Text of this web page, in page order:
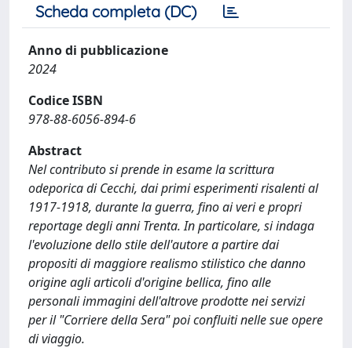
Scheda completa (DC)
Anno di pubblicazione
2024
Codice ISBN
978-88-6056-894-6
Abstract
Nel contributo si prende in esame la scrittura
odeporica di Cecchi, dai primi esperimenti risalenti al
1917-1918, durante la guerra, fino ai veri e propri
reportage degli anni Trenta. In particolare, si indaga
l'evoluzione dello stile dell'autore a partire dai
propositi di maggiore realismo stilistico che danno
origine agli articoli d'origine bellica, fino alle
personali immagini dell'altrove prodotte nei servizi
per il "Corriere della Sera" poi confluiti nelle sue opere
di viaggio.